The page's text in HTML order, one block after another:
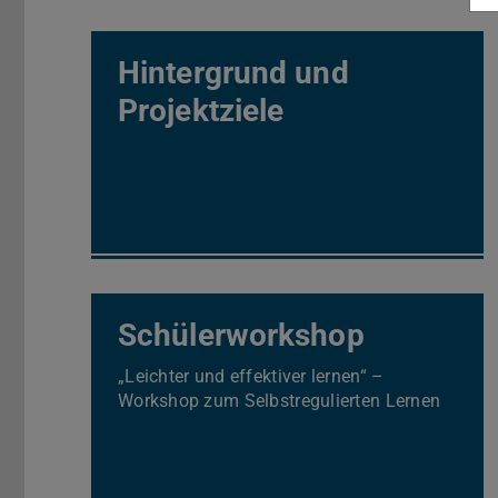
Hintergrund und
Projektziele
Schülerworkshop
„Leichter und effektiver lernen“ –
Workshop zum Selbstregulierten Lernen